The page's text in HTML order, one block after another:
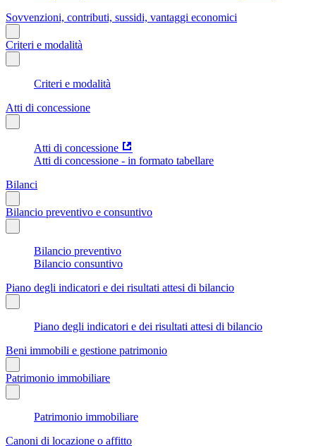
Sovvenzioni, contributi, sussidi, vantaggi economici
Criteri e modalità
Criteri e modalità
Atti di concessione
Atti di concessione
Atti di concessione - in formato tabellare
Bilanci
Bilancio preventivo e consuntivo
Bilancio preventivo
Bilancio consuntivo
Piano degli indicatori e dei risultati attesi di bilancio
Piano degli indicatori e dei risultati attesi di bilancio
Beni immobili e gestione patrimonio
Patrimonio immobiliare
Patrimonio immobiliare
Canoni di locazione o affitto